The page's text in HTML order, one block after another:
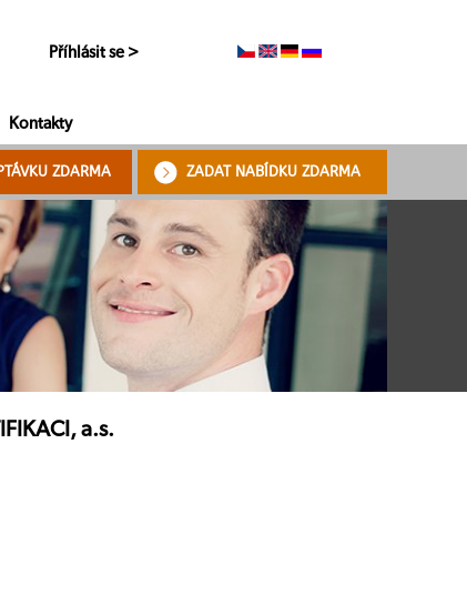
Příhlásit se >
Kontakty
ZDARMA ZADAT NABÍDKU ZDARMA
a.s.